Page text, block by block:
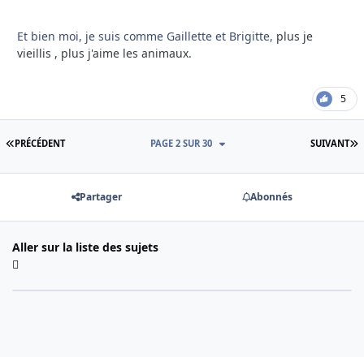
Et bien moi, je suis comme Gaillette et Brigitte, plus je
vieillis , plus j'aime les animaux.
5
PREMIÈRE PAGE
PRÉCÉDENT SUIVANT
PAGE 2 SUR 30
Partager Abonnés
Aller sur la liste des sujets